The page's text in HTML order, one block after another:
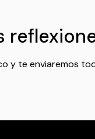
y te enviaremos